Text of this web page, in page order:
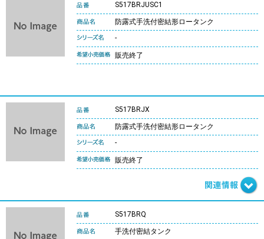
S517BRJUSC1
防露式手洗付密結形ロータンク
-
販売終了
S517BRJX
防露式手洗付密結形ロータンク
-
販売終了
S517BRQ
手洗付密結タンク